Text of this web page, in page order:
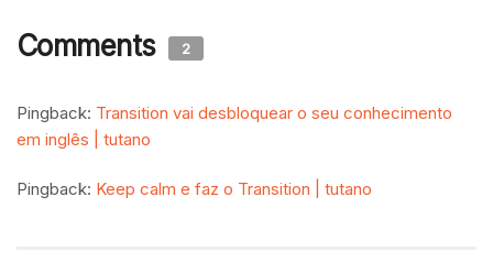
Comments 2
Pingback: Transition vai desbloquear o seu conhecimento
em inglês | tutano
Pingback: Keep calm e faz o Transition | tutano